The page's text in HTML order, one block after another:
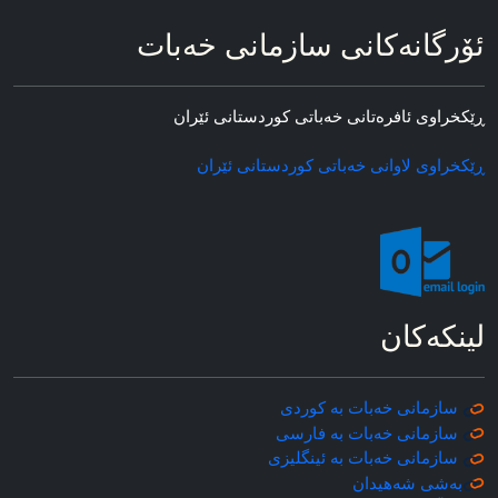
ئۆرگانه‌کانی سازمانی خه‌بات
ڕێکخراوی ئافره‌تانی خه‌باتی کوردستانی ئێران
ڕێکخراوی لاوانی خه‌باتی کوردستانی ئێران
لینکه‌کان
سازمانی خه‌بات به کوردی
سازمانی خه‌بات به فارسی
سازمانی خه‌بات به ئینگلیزی
به‌شی شه‌هیدان